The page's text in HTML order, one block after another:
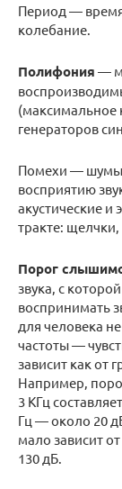
Период —
колебание.
Полифония —
(максимальное
генераторов
Помехи —
восприятию
акустические
тракте:
Порог
звука, с
воспринимать
для человека
частоты —
зависит как от
Например,
3 КГц
Гц — около 20
мало зависит
130 дБ.